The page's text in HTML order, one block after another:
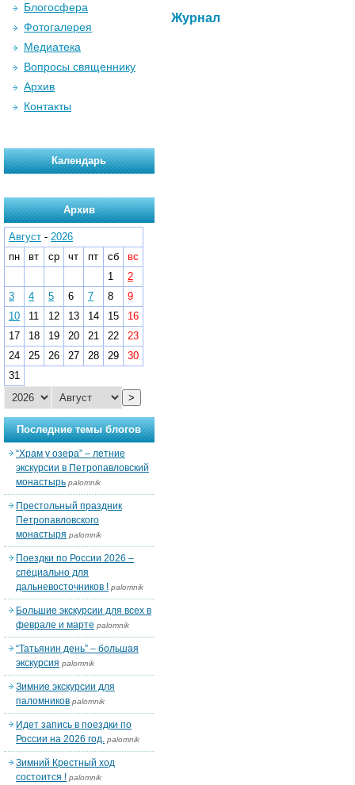
Журнал
Блогосфера
Фотогалерея
Медиатека
Вопросы священнику
Архив
Контакты
Календарь
Архив
Август - 2026
пн
вт ср чт пт сб
вс
1
2
3
4 5 6 7 8
9
10
11 12 13 14 15
16
17
18 19 20 21 22
23
24
25 26 27 28 29
30
31
>
Последние темы блогов
“Храм у озера” – летние
экскурсии в Петропавловский
монастырь palomnik
Престольный праздник
Петропавловского
монастыря palomnik
Поездки по России 2026 –
специально для
дальневосточников ! palomnik
Большие экскурсии для всех в
феврале и марте palomnik
“Татьянин день” – большая
экскурсия palomnik
Зимние экскурсии для
паломников palomnik
Идет запись в поездки по
России на 2026 год. palomnik
Зимний Крестный ход
состоится ! palomnik